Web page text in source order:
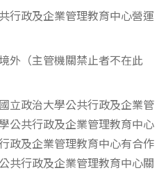
行政及企業管理教育中心營運
外（主管機關禁止者不在此
立政治大學公共行政及企業管
公共行政及企業管理教育中心
政及企業管理教育中心有合作
共行政及企業管理教育中心關